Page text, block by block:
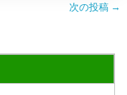
次の投稿 →